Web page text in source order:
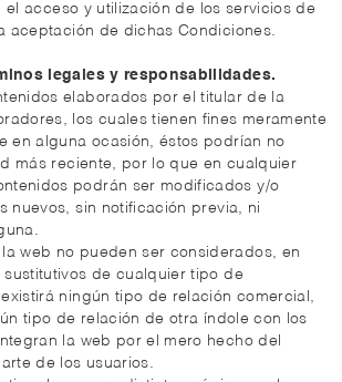
el acceso y utilización de los servicios de
aceptación de dichas Condiciones.
legales y responsabilidades.
elaborados por el titular de la
los cuales tienen fines meramente
en alguna ocasión, éstos podrían no
más reciente, por lo que en cualquier
podrán ser modificados y/o
nuevos, sin notificación previa, ni
web no pueden ser considerados, en
de cualquier tipo de
ningún tipo de relación comercial,
tipo de relación de otra índole con los
la web por el mero hecho del
de los usuarios.